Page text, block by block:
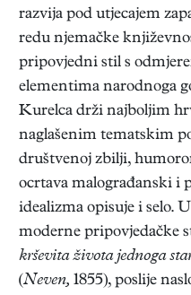
razvija pod utjecajem
redu njemačke
pripovjedni stil s
elementima narodnoga
Kurelca drži najboljim
naglašenim tematskim
društvenoj zbilji,
ocrtava malograđanski i
idealizma opisuje i selo.
moderne pripovjedačke
krševita života jednoga
(Neven, 1855), poslije